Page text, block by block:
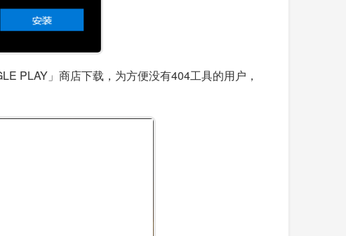
PLAY」商店下载，为方便没有404工具的用户，